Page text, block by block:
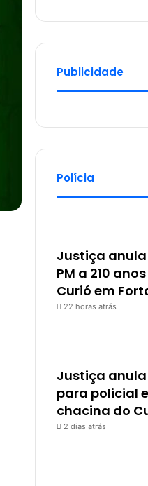
Publicidade
Polícia
Justiça
PM a 210
Curió em
22 horas atrás
Justiça anula
para policial
chacina do
2 dias atrás